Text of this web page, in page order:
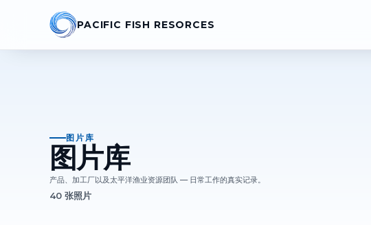
PACIFIC FISH RESORCES
图片库
图片库
产品、加工厂以及太平洋渔业资源团队 — 日常工作的真实记录。
40 张照片